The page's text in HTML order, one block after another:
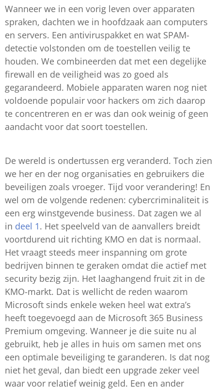
Wanneer we in een vorig leven over apparaten
spraken, dachten we in hoofdzaak aan computers
en servers. Een antiviruspakket en wat SPAM-
detectie volstonden om de toestellen veilig te
houden. We combineerden dat met een degelijke
firewall en de veiligheid was zo goed als
gegarandeerd. Mobiele apparaten waren nog niet
voldoende populair voor hackers om zich daarop
te concentreren en er was dan ook weinig of geen
aandacht voor dat soort toestellen.
De wereld is ondertussen erg veranderd. Toch zien
we her en der nog organisaties en gebruikers die
beveiligen zoals vroeger. Tijd voor verandering! En
wel om de volgende redenen: cybercriminaliteit is
een erg winstgevende business. Dat zagen we al
in deel 1. Het speelveld van de aanvallers breidt
voortdurend uit richting KMO en dat is normaal.
Het vraagt steeds meer inspanning om grote
bedrijven binnen te geraken omdat die actief met
security bezig zijn. Het laaghangend fruit zit in de
KMO-markt. Dat is wellicht de reden waarom
Microsoft sinds enkele weken heel wat extra’s
heeft toegevoegd aan de Microsoft 365 Business
Premium omgeving. Wanneer je die suite nu al
gebruikt, heb je alles in huis om samen met ons
een optimale beveiliging te garanderen. Is dat nog
niet het geval, dan biedt een upgrade zeker veel
waar voor relatief weinig geld. Een en ander